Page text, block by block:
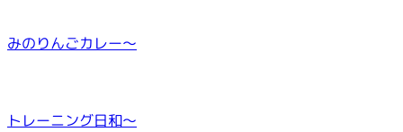
みのりんごカレー～
トレーニング日和～